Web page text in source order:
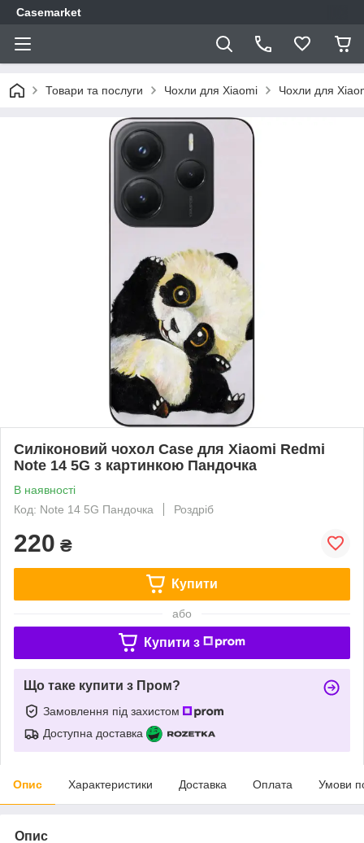
Casemarket
Товари та послуги Чохли для Xiaomi Чохли для
Силіконовий чохол Case для Xiaomi Redmi
Note 14 5G з картинкою Пандочка
В наявності
Код: Note 14 5G Пандочка
Роздріб
220 ₴
Купити
або
Купити з
Що таке купити з Пром?
Замовлення під захистом
Доступна доставка
Опис Характеристики Доставка Оплата Умови
Опис